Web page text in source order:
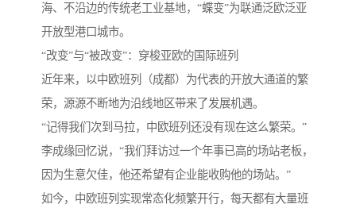
海、不沿边的传统老工业基地，“蝶变”为联通泛欧泛亚
开放型港口城市。
“改变”与“被改变”：穿梭亚欧的国际班列
近年来，以中欧班列（成都）为代表的开放大通道的繁
荣，源源不断地为沿线地区带来了发展机遇。
“记得我们次到马拉，中欧班列还没有现在这么繁荣。”
李成缘回忆说，“我们拜访过一个年事已高的场站老板，
因为生意欠佳，他还希望有企业能收购他的场站。”
如今，中欧班列实现常态化频繁开行，每天都有大量班